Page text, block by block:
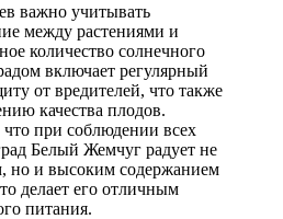
важно учитывать
между растениями и
количество солнечного
включает регулярный
от вредителей, что также
качества плодов.
при соблюдении всех
Белый Жемчуг радует не
но и высоким содержанием
делает его отличным
питания.